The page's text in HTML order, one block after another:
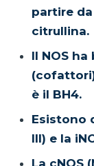
partire
citrullina.
Il NOS
è il BH4.
Esistono
III) e la
La cNOS